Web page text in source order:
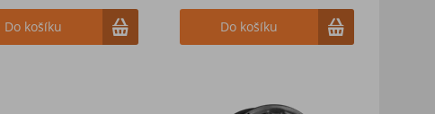
Do košíku Do košíku